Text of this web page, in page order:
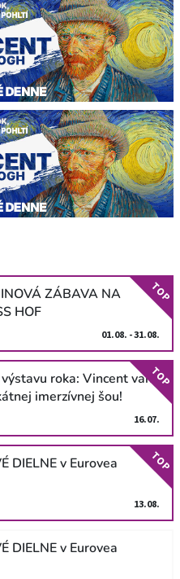
ZÁBAVA NA
HOF
01.08. - 31.08.
TOP
roka: Vincent van
imerzívnej šou!
16.07.
TOP
DIELNE v Eurovea
13.08.
TOP
DIELNE v Eurovea